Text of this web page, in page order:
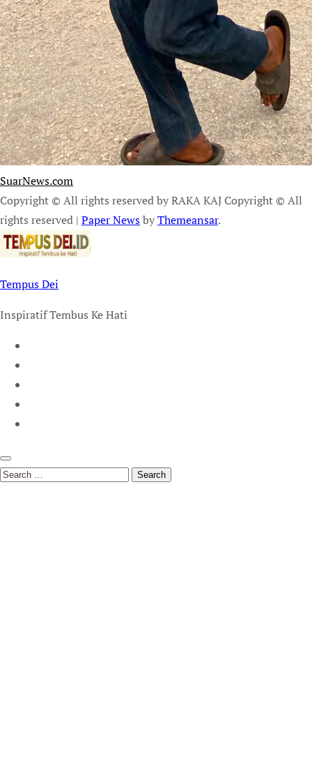
SuarNews.com
Copyright © All rights reserved by RAKA KAJ Copyright © All
rights reserved | Paper NewsbyThemeansar.
Tempus Dei
Inspiratif Tembus Ke Hati
Search